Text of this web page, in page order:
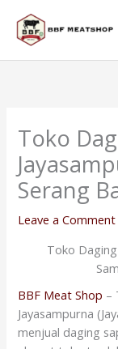
content
Toko
Serang
Leave a Comment
Toko
BBF Meat Shop –
Jayasampurna
menjual daging